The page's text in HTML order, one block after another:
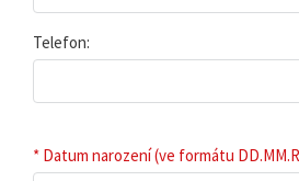
Telefon:
* Datum narození (ve formátu